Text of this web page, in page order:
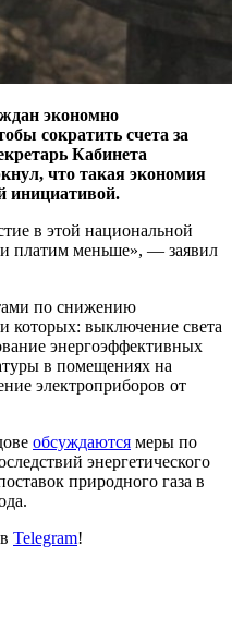
экономно
сократить счета за
Кабинета
что такая экономия
инициативой.
в этой национальной
платим меньше», — заявил
по снижению
которых: выключение света
энергоэффективных
в помещениях на
электроприборов от
обсуждаются меры по
энергетического
природного газа в
Telegram!